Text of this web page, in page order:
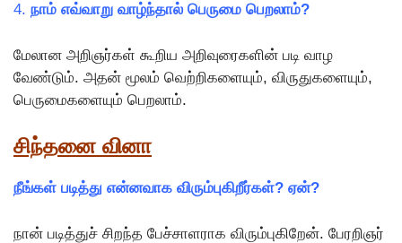
4. நாம் எவ்வாறு வாழ்ந்தால் பெருமை பெறலாம்?
மேலான அறிஞர்கள் கூறிய அறிவுரைகளின் படி வாழ
வேண்டும். அதன் மூலம் வெற்றிகளையும், விருதுகளையும்,
பெருமைகளையும் பெறலாம்.
சிந்தனை வினா
நீங்கள் படித்து என்னவாக விரும்புகிறீர்கள்? ஏன்?
நான் படித்துச் சிறந்த பேச்சாளராக விரும்புகிறேன். பேரறிஞர்